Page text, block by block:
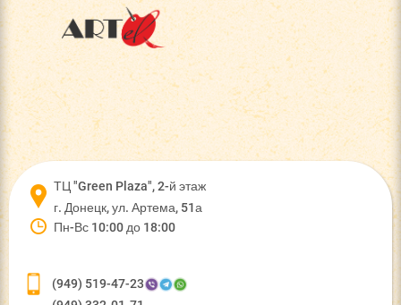
ТЦ "Green Plaza", 2-й этаж
г. Донецк, ул. Артема, 51а
Пн-Вс 10:00 до 18:00
(949) 519-47-23